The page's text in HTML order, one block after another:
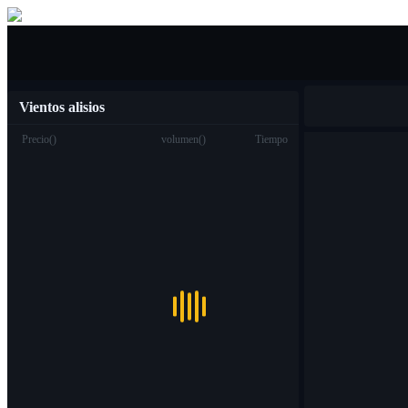
Vientos alisios
Precio() volumen() Tiempo